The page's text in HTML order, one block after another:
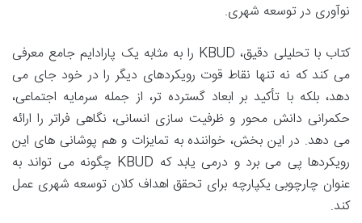
نوآوری در توسعه شهری.
کتاب با تحلیلی دقیق، KBUD را به مثابه یک پارادایم جامع معرفی
می کند که نه تنها نقاط قوت رویکردهای دیگر را در خود جای می
دهد، بلکه با تأکید بر ابعاد گسترده تر، از جمله سرمایه اجتماعی،
حکمرانی دانش محور و ظرفیت سازی انسانی، نگاهی فراتر را ارائه
می دهد. در این بخش، خواننده به تمایزات و هم پوشانی های این
رویکردها پی می برد و درمی یابد که KBUD چگونه می تواند به
عنوان چارچوبی یکپارچه برای تحقق اهداف کلان توسعه شهری عمل
کند.